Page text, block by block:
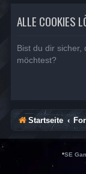
ALLE COOKIES
Bist du dir sicher,
möchtest?
Startseite
*SE